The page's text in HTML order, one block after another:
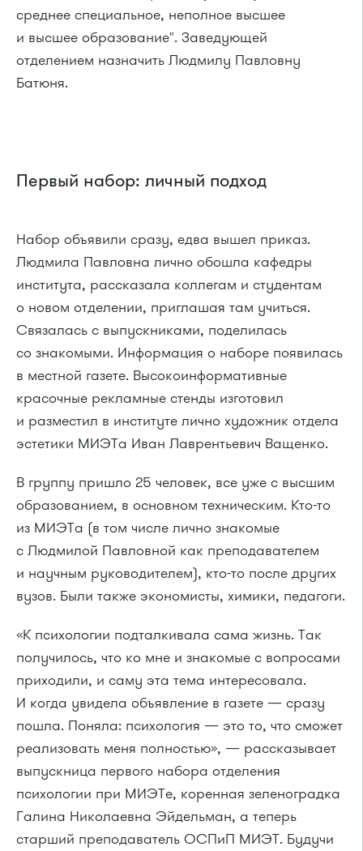
среднее специальное, неполное высшее
и высшее образование". Заведующей
отделением назначить Людмилу Павловну
Батюня.
Первый набор: личный подход
Набор объявили сразу, едва вышел приказ.
Людмила Павловна лично обошла кафедры
института, рассказала коллегам и студентам
о новом отделении, приглашая там учиться.
Связалась с выпускниками, поделилась
со знакомыми. Информация о наборе появилась
в местной газете. Высокоинформативные
красочные рекламные стенды изготовил
и разместил в институте лично художник отдела
эстетики МИЭТа Иван Лаврентьевич Ващенко.
В группу пришло 25 человек, все уже с высшим
образованием, в основном техническим. Кто-то
из МИЭТа (в том числе лично знакомые
с Людмилой Павловной как преподавателем
и научным руководителем), кто-то после других
вузов. Были также экономисты, химики, педагоги.
«К психологии подталкивала сама жизнь. Так
получилось, что ко мне и знакомые с вопросами
приходили, и саму эта тема интересовала.
И когда увидела объявление в газете — сразу
пошла. Поняла: психология — это то, что сможет
реализовать меня полностью», — рассказывает
выпускница первого набора отделения
психологии при МИЭТе, коренная зеленоградка
Галина Николаевна Эйдельман, а теперь
старший преподаватель ОСПиП МИЭТ. Будучи